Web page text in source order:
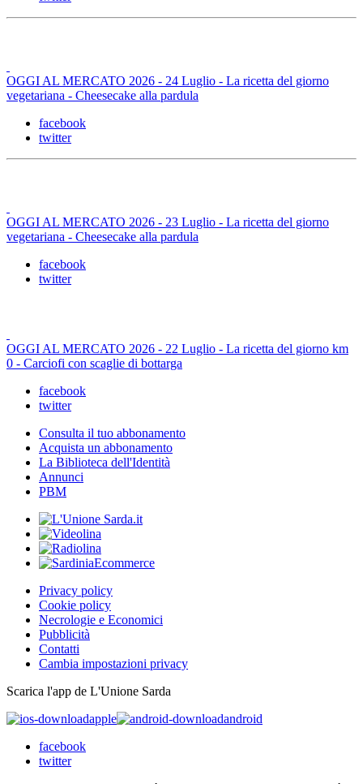
OGGI AL MERCATO 2026 - 24 Luglio - La ricetta del giorno
vegetariana - Cheesecake alla pardula
facebook
twitter
OGGI AL MERCATO 2026 - 23 Luglio - La ricetta del giorno
vegetariana - Cheesecake alla pardula
facebook
twitter
OGGI AL MERCATO 2026 - 22 Luglio - La ricetta del giorno km
0 - Carciofi con scaglie di bottarga
facebook
twitter
Consulta il tuo abbonamento
Acquista un abbonamento
La Biblioteca dell'Identità
Annunci
PBM
Privacy policy
Cookie policy
Necrologie e Economici
Pubblicità
Contatti
Cambia impostazioni privacy
Scarica l'app de L'Unione Sarda
apple
android
facebook
twitter